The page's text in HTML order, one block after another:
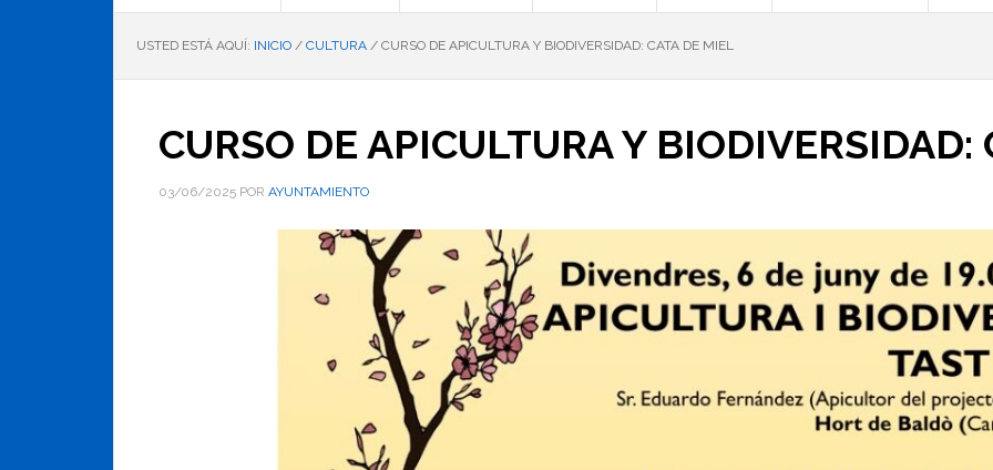
USTED ESTÁ AQUÍ: INICIO / CULTURA / CURSO DE APICULTURA Y BIODIVERSIDAD: CATA DE MIEL
CURSO DE APICULTURA Y BIODIVERSIDAD:
03/06/2025 POR AYUNTAMIENTO